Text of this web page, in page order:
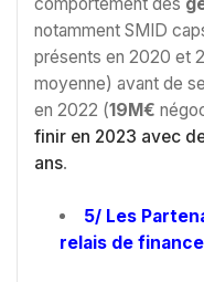
notamment SMID
présents en 2020 et
moyenne) avant de
en 2022 (19M€
finir en 2023 avec
ans.
5/ Les
relais de